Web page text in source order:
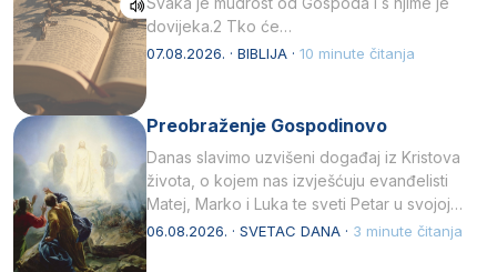
dovijeka.2 Tko će…
07.08.2026. · BIBLIJA · 10 minute čitanja
Preobraženje Gospodinovo
Danas slavimo uzvišeni događaj iz Kristova
života, o kojem nas izvješćuju evanđelisti
Matej, Marko i Luka te sveti Petar u svojoj
drugoj…
06.08.2026. · SVETAC DANA · 3 minute čitanja